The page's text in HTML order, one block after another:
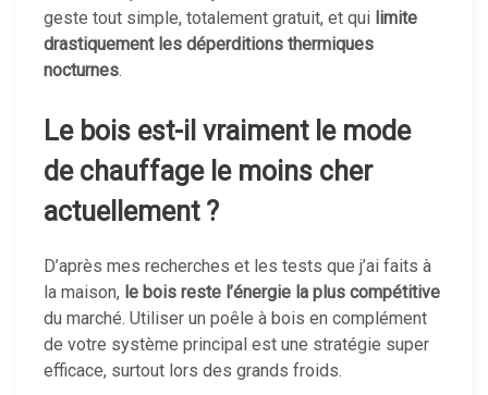
geste tout simple, totalement gratuit, et qui limite
drastiquement les déperditions thermiques
nocturnes.
Le bois est-il vraiment le mode
de chauffage le moins cher
actuellement ?
D’après mes recherches et les tests que j’ai faits à
la maison, le bois reste l’énergie la plus compétitive
du marché. Utiliser un poêle à bois en complément
de votre système principal est une stratégie super
efficace, surtout lors des grands froids.